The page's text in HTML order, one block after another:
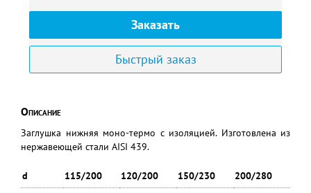
Заказать
Быстрый заказ
Описание
Заглушка нижняя моно-термо с изоляцией. Изготовлена из
нержавеющей стали AISI 439.
d 115/200 120/200 150/230
200/280